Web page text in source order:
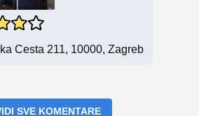
Cesta 211, 10000, Zagreb
SVE KOMENTARE